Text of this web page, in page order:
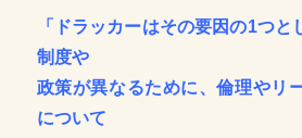
「ドラッカーはその要因の1つと
制度や
政策が異なるために、倫理やリ
について